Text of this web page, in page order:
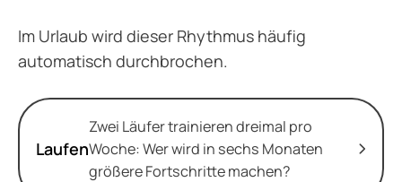
Im Urlaub wird dieser Rhythmus häufig
automatisch durchbrochen.
Laufen
Zwei Läufer trainieren dreimal pro
Woche: Wer wird in sechs Monaten
größere Fortschritte machen?